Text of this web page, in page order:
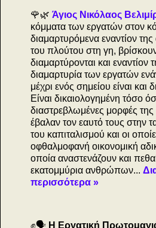
🌹🌿 Άγιος Νικόλαος
κόμματα των εργατών στον
διαμαρτυρόμενα εναντίον της
του πλούτου στη γη,
διαμαρτύρονται και εναντίον
διαμαρτυρία των εργατών
μέχρι ενός σημείου είναι και
Είναι δικαιολογημένη τόσο
διαστρεβλωμένες μορφές
έβαλαν τον εαυτό τους στην
του καπιταλισμού και oι
οφθαλμοφανή οικονομική
οποία αναστενάζουν και
εκατομμύρια ανθρώπων...
περισσότερα »
✊🗣 Η Εργατική